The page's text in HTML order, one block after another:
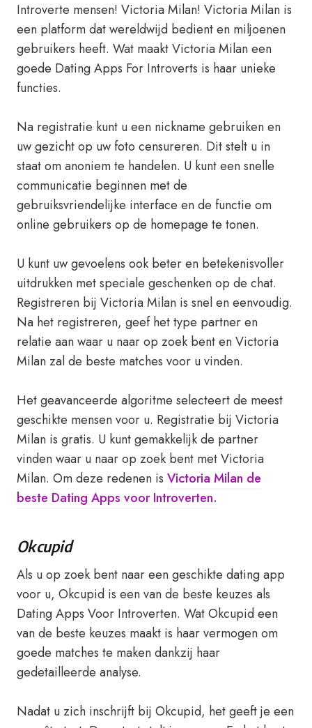
Introverte mensen! Victoria Milan! Victoria Milan is
een platform dat wereldwijd bedient en miljoenen
gebruikers heeft. Wat maakt Victoria Milan een
goede Dating Apps For Introverts is haar unieke
functies.
Na registratie kunt u een nickname gebruiken en
uw gezicht op uw foto censureren. Dit stelt u in
staat om anoniem te handelen. U kunt een snelle
communicatie beginnen met de
gebruiksvriendelijke interface en de functie om
online gebruikers op de homepage te tonen.
U kunt uw gevoelens ook beter en betekenisvoller
uitdrukken met speciale geschenken op de chat.
Registreren bij Victoria Milan is snel en eenvoudig.
Na het registreren, geef het type partner en
relatie aan waar u naar op zoek bent en Victoria
Milan zal de beste matches voor u vinden.
Het geavanceerde algoritme selecteert de meest
geschikte mensen voor u. Registratie bij Victoria
Milan is gratis. U kunt gemakkelijk de partner
vinden waar u naar op zoek bent met Victoria
Milan. Om deze redenen is Victoria Milan de
beste Dating Apps voor Introverten.
Okcupid
Als u op zoek bent naar een geschikte dating app
voor u, Okcupid is een van de beste keuzes als
Dating Apps Voor Introverten. Wat Okcupid een
van de beste keuzes maakt is haar vermogen om
goede matches te maken dankzij haar
gedetailleerde analyse.
Nadat u zich inschrijft bij Okcupid, het geeft je een